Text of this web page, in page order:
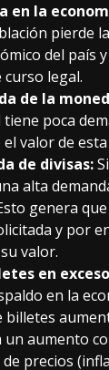
en la
pierde
del país
curso legal.
de la
poca
valor de
de divisas:
alta
genera
y por
valor.
en
en la
billetes
un aumento
precios